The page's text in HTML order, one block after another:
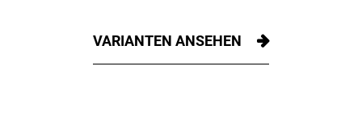
VARIANTEN ANSEHEN